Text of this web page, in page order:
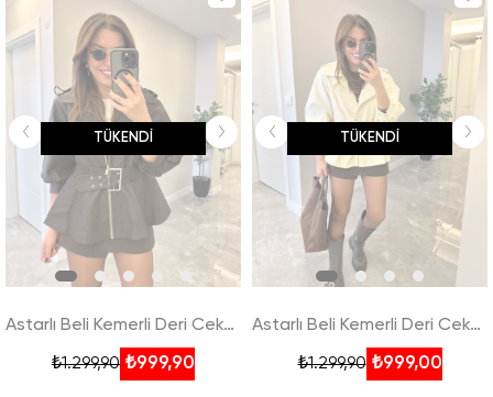
TÜKENDI
Astarlı Beli Kemerli Deri Ceket - Kahveregi
₺999,90
₺1.299,90
TÜKENDI
Astarlı Beli Kemerli Deri Ceket - Ekru
₺999,00
₺1.299,90